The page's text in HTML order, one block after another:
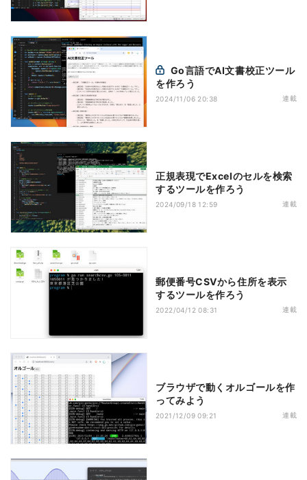
を作ろう
2024/11/06 20:38 連載
正規表現でExcelのセルを検索
するツールを作ろう
2024/09/18 12:59 連載
郵便番号CSVから住所を表示
するツールを作ろう
2022/04/12 08:31 連載
ブラウザで動くオルゴールを作
ってみよう
2021/12/09 09:21 連載